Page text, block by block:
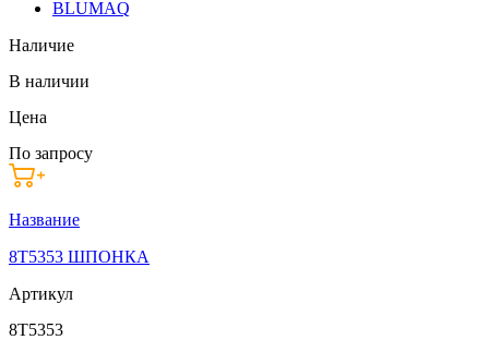
BLUMAQ
Наличие
В наличии
Цена
По запросу
Название
8T5353 ШПОНКА
Артикул
8T5353